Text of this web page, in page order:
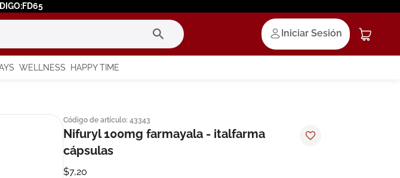
Iniciar Sesión
WELLNESS HAPPY TIME
Código de artículo: 43343
Nifuryl 100mg farmayala - italfarma
cápsulas
$7,20